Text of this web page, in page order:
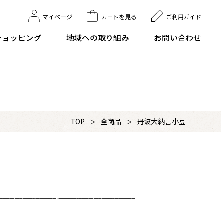
マイページ カートを見る ご利用ガイド
ョッピング 地域への取り組み お問い合わせ
TOP 全商品 丹波大納言小豆